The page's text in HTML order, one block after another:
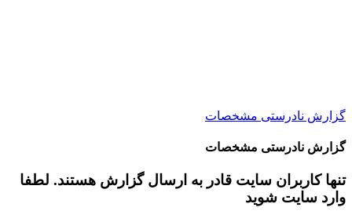
گزارش نادرستی مشخصات
گزارش نادرستی مشخصات
تنها کاربران سایت قادر به ارسال گزارش هستند. لطفا
وارد سایت شوید